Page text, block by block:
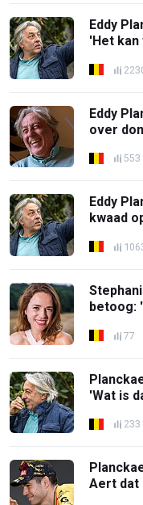
Eddy
'Het
Eddy
over
553
Eddy
kwaad
betoog:
77
'Wat is
233
Aert dat